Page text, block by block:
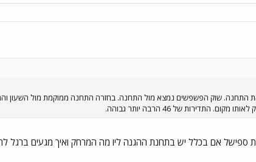
התחנה. שוק הפשפשים נמצא מול התחנה. בחזרה התחנה ממוקמת מול השעון
ספישל אם בכלל יש בתחנת ההגנה ליו מה המרחק ואיך מגעים ברגל